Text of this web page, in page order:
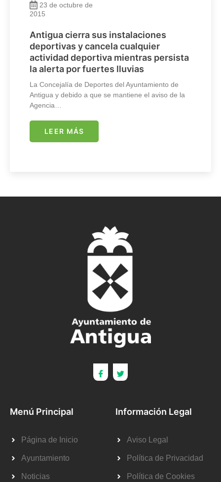
23 de octubre de
2015
Antigua cierra sus instalaciones
deportivas y cancela cualquier
actividad deportiva mientras persista
la alerta por fuertes lluvias
La Concejalía de Deportes del Ayuntamiento de
Antigua y debido a que se mantiene el aviso de la
Agencia…
LEER MÁS
Menú Principal
Página de Inicio
Ayuntamiento
Noticias
Información Legal
Aviso Legal
Política de Privacidad
Política de Cookies